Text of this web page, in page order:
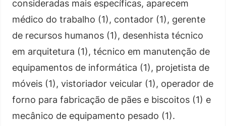
consideradas mais específicas, aparecem
médico do trabalho (1), contador (1), gerente
de recursos humanos (1), desenhista técnico
em arquitetura (1), técnico em manutenção de
equipamentos de informática (1), projetista de
móveis (1), vistoriador veicular (1), operador de
forno para fabricação de pães e biscoitos (1) e
mecânico de equipamento pesado (1).